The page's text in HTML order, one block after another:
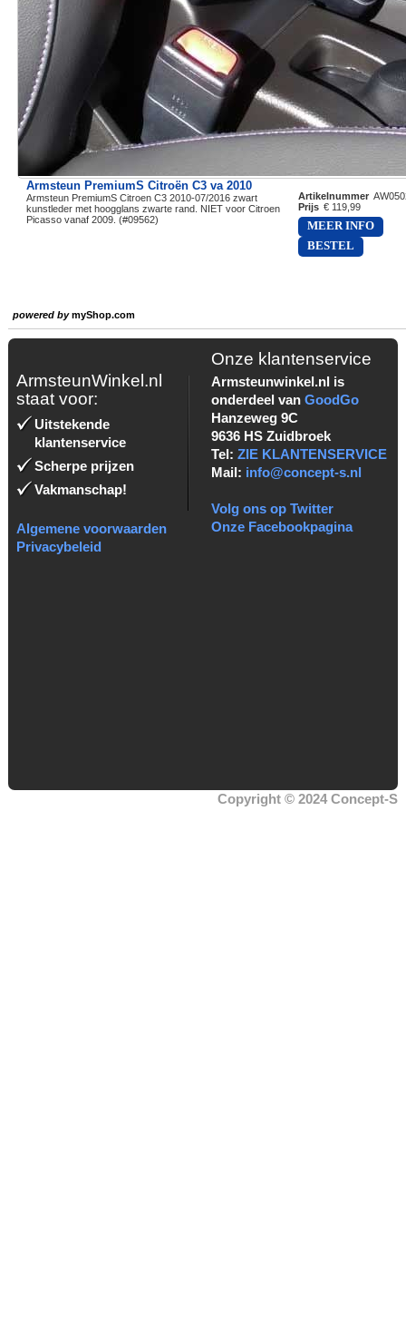
Armsteun PremiumS Citroën C3 va 2010
Armsteun PremiumS Citroen C3 2010-07/2016 zwart
kunstleder met hoogglans zwarte rand. NIET voor Citroen
Picasso vanaf 2009. (#09562)
Artikelnummer
Prijs € 119,99
MEER INFO
BESTEL
powered bymyShop.com
ArmsteunWinkel.nl
staat voor:
Uitstekende
klantenservice
Scherpe prijzen
Vakmanschap!
Algemene voorwaarden
Privacybeleid
Onze klantenservice
Armsteunwinkel.nl is
onderdeel van GoodGo
Hanzeweg 9C
9636 HS Zuidbroek
Tel: ZIE KLANTENSERVICE
Mail: info@concept-s.nl
Volg ons op Twitter
Onze Facebookpagina
Copyright © 2024 Concept-S